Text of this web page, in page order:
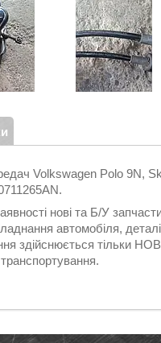
Volkswagen Polo 9N,
нові та Б/У
автомобіля, деталі
здійснюється